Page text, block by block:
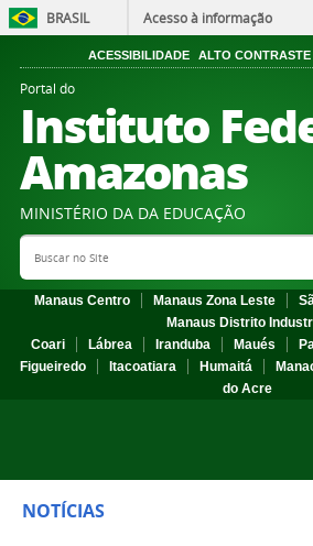
BRASIL Acesso à informação
ACESSIBILIDADE ALTO CONTRASTE
Portal do
Instituto
Amazonas
MINISTÉRIO DA DA EDUCAÇÃO
Search Site
Manaus Centro Manaus Zona Leste
Manaus Distrito
Coari
Lábrea Iranduba Maués
Figueiredo
Itacoatiara Humaitá
do Acre
NOTÍCIAS